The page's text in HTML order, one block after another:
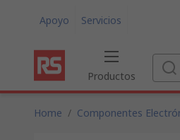
Apoyo Servicios
Productos
Home / Componentes